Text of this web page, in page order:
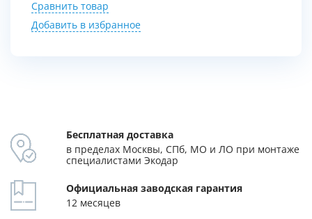
Сравнить товар
Добавить в избранное
Бесплатная доставка
в пределах Москвы, СПб, МО и ЛО при монтаже
специалистами Экодар
Официальная заводская гарантия
12 месяцев